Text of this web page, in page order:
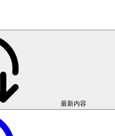
最新内容